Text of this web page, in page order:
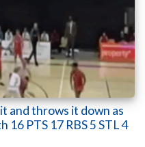
and throws it down as
PTS 17 RBS 5 STL 4